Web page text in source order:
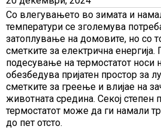
Со влегувањето во зимата и
температури се зголемува
затоплување на домовите, но со
сметките за електрична
подесување на термостатот носи
обезбедува пријатен простор за
сметките за греење и влијае на
животната средина. Секој степен
термостатот може да ги намали
до пет отсто.